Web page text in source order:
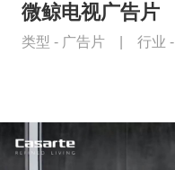
微鲸电视广告片
类型 - 广告片 行业 -